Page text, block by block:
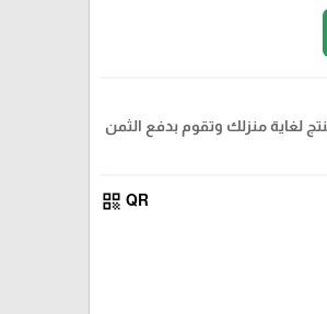
لغاية منزلك وتقوم بدفع الثمن
QR
qr_code